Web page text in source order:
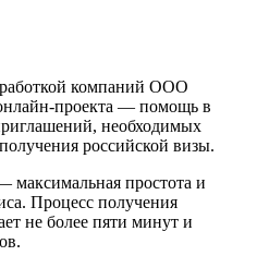
компаний ООО
проекта — помощь в
необходимых
российской визы.
максимальная простота и
Процесс получения
не более пяти минут и